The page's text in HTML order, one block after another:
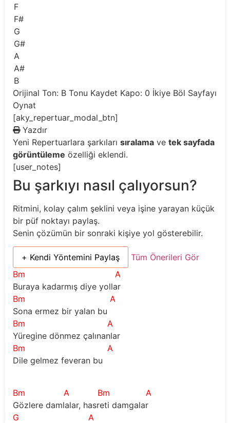
F
F#
G
G#
A
A#
B
Orijinal Ton: B Tonu Kaydet Kapo: 0 İkiye Böl Sayfayı
Oynat
[aky_repertuar_modal_btn]
Yazdır
Yeni Repertuarlara şarkıları sıralama ve tek sayfada
görüntüleme özelliği eklendi.
[user_notes]
Bu şarkıyı nasıl çalıyorsun?
Ritmini, kolay çalım şeklini veya işine yarayan küçük
bir püf noktayı paylaş.
Senin çözümün bir sonraki kişiye yol gösterebilir.
+ Kendi Yöntemini Paylaş
Tüm Önerileri Gör
Bm
A
Buraya kadarmış diye yollar
Bm
A
Sona ermez bir yalan bu
Bm
A
Yüregine dönmez çalınanlar
Bm
A
Dile gelmez feveran bu
Bm A Bm
A
Gözlere damlalar, hasreti damgalar
G
A